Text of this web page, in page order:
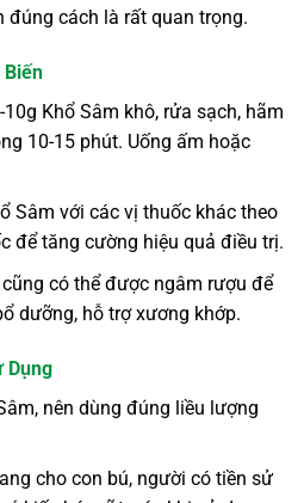
đúng cách là rất quan trọng.
Biến
Khổ Sâm khô, rửa sạch, hãm
10-15 phút. Uống ấm hoặc
Sâm với các vị thuốc khác theo
để tăng cường hiệu quả điều trị.
có thể được ngâm rượu để
dưỡng, hỗ trợ xương khớp.
Dụng
nên dùng đúng liều lượng
cho con bú, người có tiền sử